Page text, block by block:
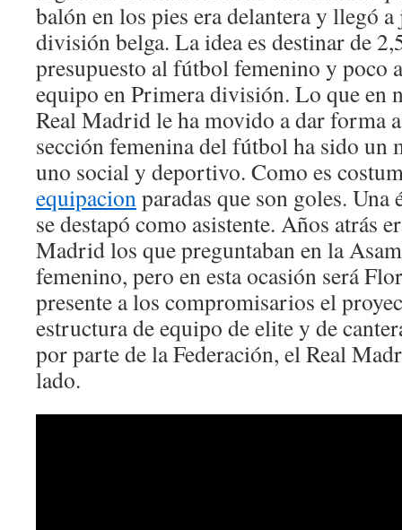
balón en los pies era delantera y llegó
división belga. La idea es destinar de
presupuesto al fútbol femenino y poco
equipo en Primera división. Lo que en
Real Madrid le ha movido a dar forma
sección femenina del fútbol ha sido un
uno social y deportivo. Como es
equipacionparadas que son goles. Una
se destapó como asistente. Años atrás
Madrid los que preguntaban en la
femenino, pero en esta ocasión será
presente a los compromisarios el
estructura de equipo de elite y de
por parte de la Federación, el Real
lado.